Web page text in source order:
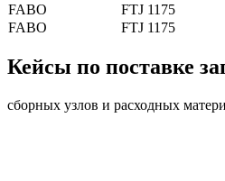
FABO
FTJ 1175
FABO
FTJ 1175
Кейсы по поставке
сборных узлов и расходных